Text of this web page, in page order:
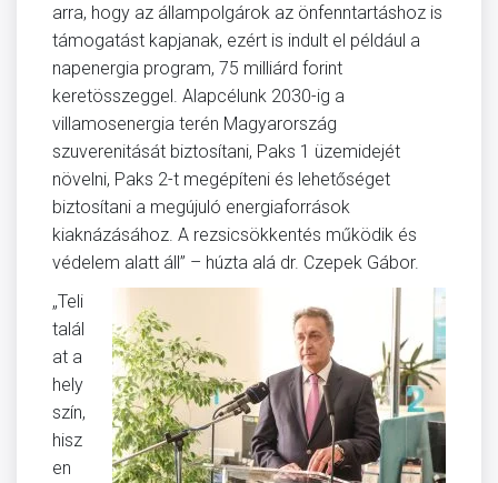
arra, hogy az állampolgárok az önfenntartáshoz is
támogatást kapjanak, ezért is indult el például a
napenergia program, 75 milliárd forint
keretösszeggel. Alapcélunk 2030-ig a
villamosenergia terén Magyarország
szuverenitását biztosítani, Paks 1 üzemidejét
növelni, Paks 2-t megépíteni és lehetőséget
biztosítani a megújuló energiaforrások
kiaknázásához. A rezsicsökkentés működik és
védelem alatt áll” – húzta alá dr. Czepek Gábor.
„Teli
talál
at a
hely
szín,
hisz
en